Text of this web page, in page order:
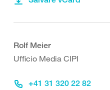
Rolf Meier
Ufficio Media CIPI
+41 31 320 22 82